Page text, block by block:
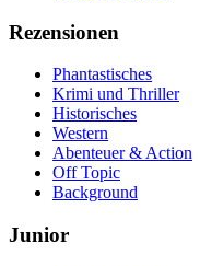
Rezensionen
Phantastisches
Krimi und Thriller
Historisches
Western
Abenteuer & Action
Off Topic
Background
Junior